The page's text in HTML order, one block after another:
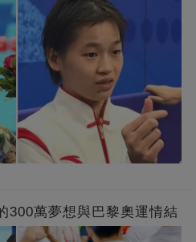
300萬夢想與巴黎奧運情結